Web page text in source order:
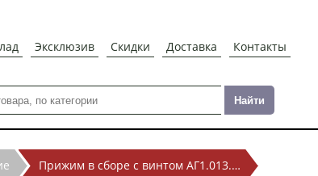
Эксклюзив Скидки Доставка Контакты
Прижим в сборе с винтом АГ1.013.0-10